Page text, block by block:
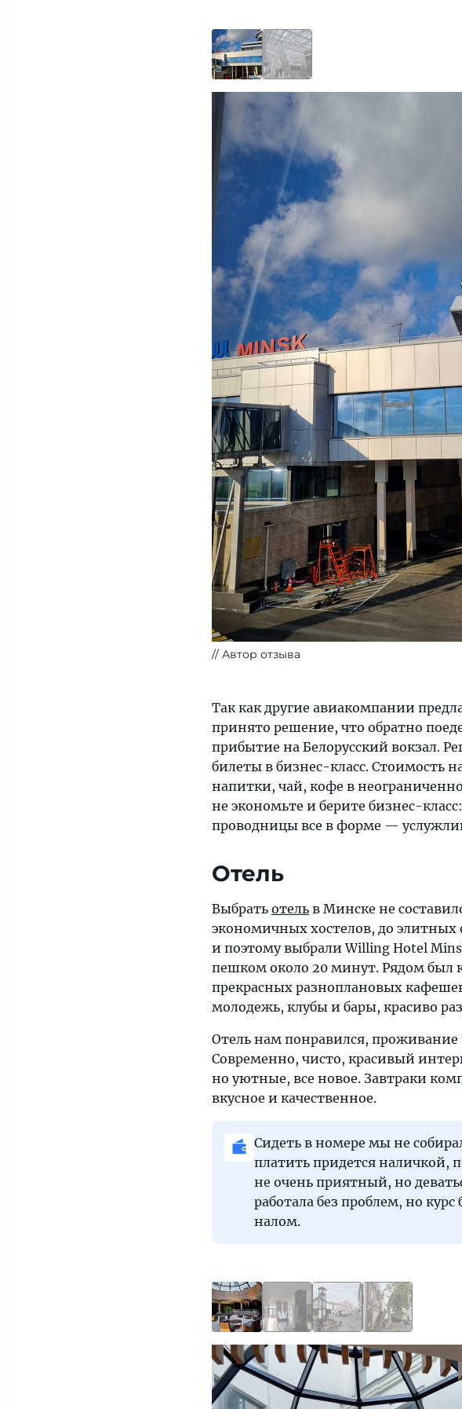
Автор отзыва
Так как другие авиакомпании
принято решение, что обратно
прибытие на Белорусский вокзал.
билеты в бизнес-класс. Стоимость
напитки, чай, кофе в
не экономьте и берите бизнес-
проводницы все в форме —
Отель
Выбрать отель в Минске не
экономичных хостелов, до
и поэтому выбрали Willing Hotel
пешком около 20 минут. Рядом был
прекрасных разноплановых
молодежь, клубы и бары, красиво
Отель нам понравился, проживание
Современно, чисто, красивый
но уютные, все новое. Завтраки
вкусное и качественное.
Сидеть в номере мы не
платить придется наличкой,
не очень приятный, но
работала без проблем, но
налом.